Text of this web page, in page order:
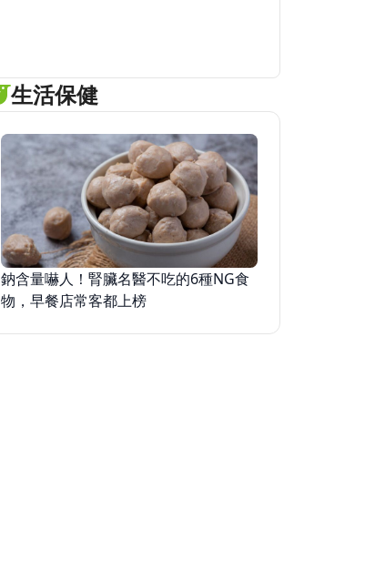
生活保健
鈉含量嚇人！腎臟名醫不吃的6種NG食
物，早餐店常客都上榜